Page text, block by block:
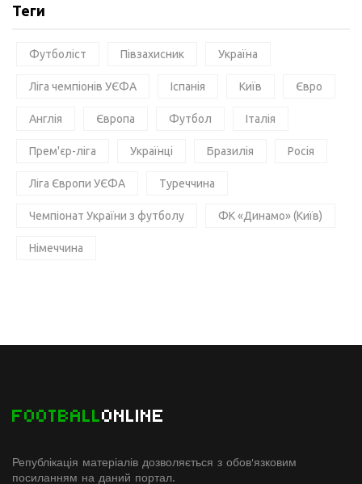
Теги
Футболіст Півзахисник Україна
Ліга чемпіонів УЄФА Іспанія Київ Євро
Англія Європа Футбол Італія
Прем'єр-ліга Українці Бразилія Росія
Ліга Європи УЄФА Туреччина
Чемпіонат України з футболу ФК «Динамо» (Київ)
Німеччина
FOOTBALLONLINE
Републікація матеріалів дозволяється з обов'язковим
посиланням на даний портал.